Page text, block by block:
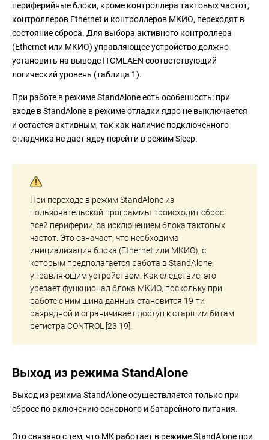
периферийные блоки, кроме контроллера тактовых частот,
контроллеров Ethernet и контроллеров МКИО, переходят в
состояние сброса. Для выбора активного контроллера
(Ethernet или МКИО) управляющее устройство должно
установить на выводе ITCMLAEN соответствующий
логический уровень (таблица 1).
При работе в режиме StandAlone есть особенность: при
входе в StandAlone в режиме отладки ядро не выключается
и остается активным, так как наличие подключенного
отладчика не дает ядру перейти в режим Sleep.
При переходе в режим StandAlone из
пользовательской программы происходит сброс
всей периферии, за исключением блока тактовых
частот. Это означает, что необходима
инициализация блока (Ethernet или МКИО), с
которым предполагается работа в StandAlone,
управляющим устройством. Как следствие, это
урезает функционал блока МКИО, поскольку при
работе с ним шина данных становится 19-ти
разрядной и ограничивает доступ к старшим битам
регистра CONTROL [23:19].
Выход из режима StandAlone
Выход из режима StandAlone осуществляется только при
сбросе по включению основного и батарейного питания.
Это связано с тем, что МК работает в режиме StandAlone при